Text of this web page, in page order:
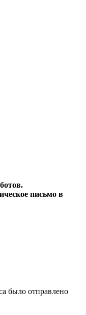
письмо в
было отправлено